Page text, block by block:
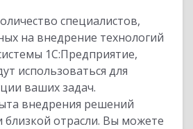
специалистов,
на внедрение технологий
1С:Предприятие,
использоваться для
ваших задач.
внедрения решений
близкой отрасли. Вы можете